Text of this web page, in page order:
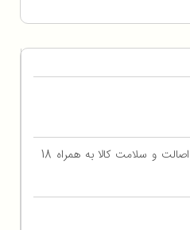
با ضمانت اصالت و سلامت کالا به همراه 18